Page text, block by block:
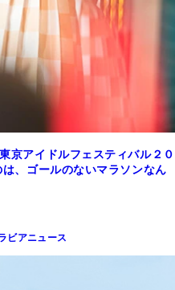
京アイドルフェスティバル２０
、ゴールのないマラソンなん
ビアニュース